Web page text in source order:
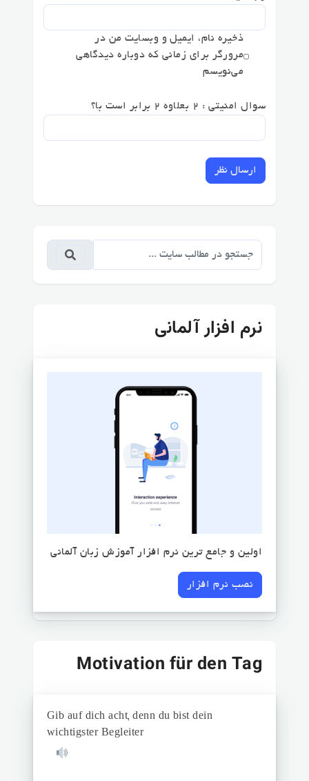
ذخیره نام، ایمیل و وبسایت من در
مرورگر برای زمانی که دوباره دیدگاهی
می‌نویسم
سوال امنیتی : 2 بعلاوه 2 برابر است با؟
ارسال نظر
نرم افزار آلمانی
اولین و جامع ترین نرم افزار آموزش زبان آلمانی
نصب نرم افزار
Motivation für den Tag
Gib auf dich acht, denn du bist dein
wichtigster Begleiter